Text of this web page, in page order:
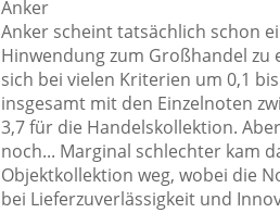
Anker
Anker scheint tatsächlich schon
Hinwendung zum Großhandel
sich bei vielen Kriterien um 0,1
insgesamt mit den Einzelnoten
3,7 für die Handelskollektion.
noch... Marginal schlechter kam
Objektkollektion weg, wobei die
bei Lieferzuverlässigkeit und